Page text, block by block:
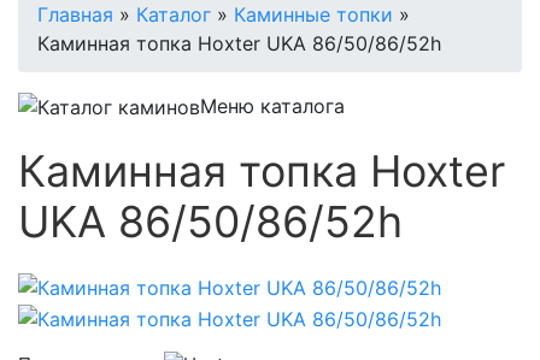
Главная » Каталог » Каминные топки »
Каминная топка Hoxter UKA 86/50/86/52h
Меню каталога
Каминная топка Hoxter
UKA 86/50/86/52h